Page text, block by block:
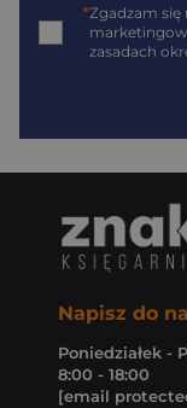
*Zgadzam
zasadach
Napisz do
Poniedziałek -
8:00 - 18:00
[email